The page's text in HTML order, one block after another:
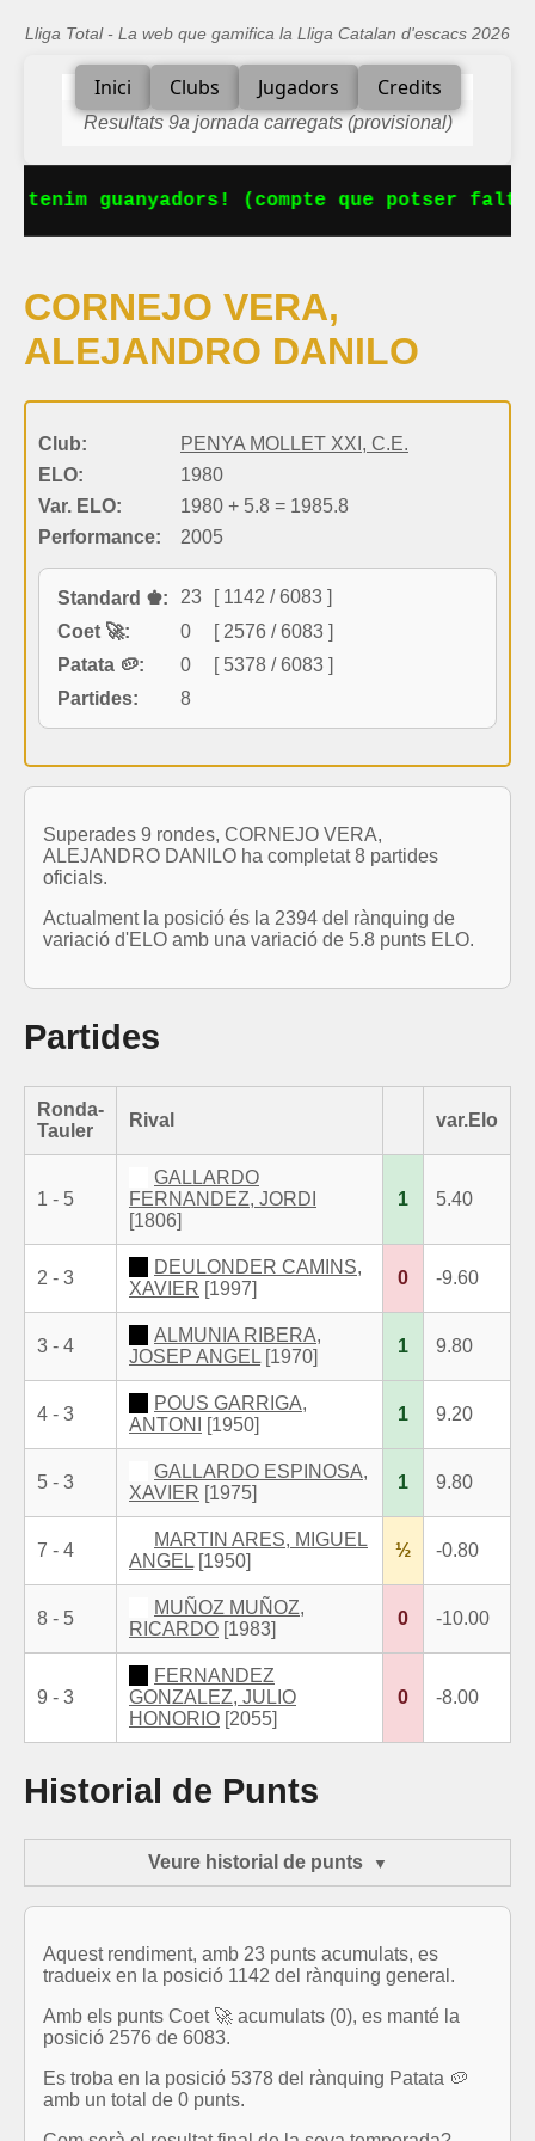
Lliga Total - La web que gamifica la Lliga Catalan d'escacs 2026
Inici Clubs Jugadors Credits
Resultats 9a jornada carregats (provisional)
tenim guanyadors! (compte que potser falta
CORNEJO VERA,
ALEJANDRO DANILO
Club:
PENYA MOLLET XXI, C.E.
ELO:
1980
Var. ELO:
1980 + 5.8 = 1985.8
Performance:
2005
Standard ♚: 23
[ 1142 / 6083 ]
Coet 🚀:
0
[ 2576 / 6083 ]
Patata 🥔:
0
[ 5378 / 6083 ]
Partides:
8
Superades 9 rondes, CORNEJO VERA,
ALEJANDRO DANILO ha completat 8 partides
oficials.
Actualment la posició és la 2394 del rànquing de
variació d'ELO amb una variació de 5.8 punts ELO.
Partides
Ronda-
Tauler
Rival var.Elo
1 - 5
GALLARDO
FERNANDEZ, JORDI
[1806]
1 5.40
2 - 3
DEULONDER CAMINS,
XAVIER [1997]
0 -9.60
3 - 4
ALMUNIA RIBERA,
JOSEP ANGEL [1970]
1 9.80
4 - 3
POUS GARRIGA,
ANTONI
[1950]
1 9.20
5 - 3
GALLARDO ESPINOSA,
XAVIER [1975]
1 9.80
7 - 4
MARTIN ARES, MIGUEL
ANGEL [1950]
½ -0.80
8 - 5
MUÑOZ MUÑOZ,
RICARDO [1983]
0 -10.00
9 - 3
FERNANDEZ
GONZALEZ, JULIO
HONORIO [2055]
0 -8.00
Historial de Punts
Veure historial de punts
Aquest rendiment, amb 23 punts acumulats, es
tradueix en la posició 1142 del rànquing general.
Amb els punts Coet 🚀 acumulats (0), es manté la
posició 2576 de 6083.
Es troba en la posició 5378 del rànquing Patata 🥔
amb un total de 0 punts.